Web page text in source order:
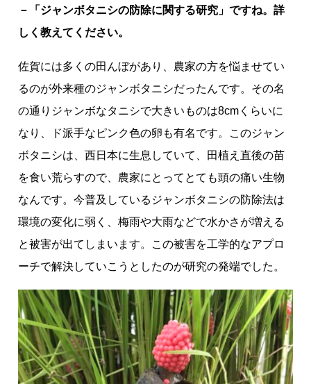
－「ジャンボタニシの防除に関する研究」ですね。詳
しく教えてください。
佐賀には多くの田んぼがあり、農家の方を悩ませてい
るのが外来種のジャンボタニシだったんです。その名
の通りジャンボなタニシで大きいものは8cmくらいに
なり、ド派手なピンク色の卵も有名です。このジャン
ボタニシは、西日本に生息していて、田植え直後の苗
を食い荒らすので、農家にとってとても頭の痛い生物
なんです。今普及しているジャンボタニシの防除法は
環境の変化に弱く、梅雨や大雨などで水かさが増える
と被害が出てしまいます。この被害を工学的なアプロ
ーチで解決していこうとしたのが研究の発端でした。